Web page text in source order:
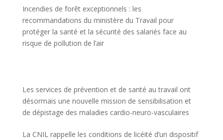
Incendies de forêt exceptionnels : les
recommandations du ministère du Travail pour
protéger la santé et la sécurité des salariés face au
risque de pollution de l’air
Les services de prévention et de santé au travail ont
désormais une nouvelle mission de sensibilisation et
de dépistage des maladies cardio-neuro-vasculaires
La CNIL rappelle les conditions de licéité d’un dispositif